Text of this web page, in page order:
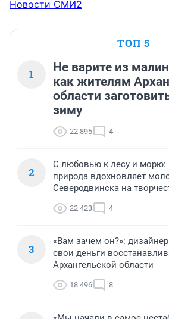
Новости СМИ2
ТОП 5
1
Не варите из
как жителям
области
зиму
22 895 4
2
С любовью к лесу и морю:
природа вдохновляет
Северодвинска на
22 423 4
3
«Вам зачем он?»:
свои деньги
Архангельской области
18 496 8